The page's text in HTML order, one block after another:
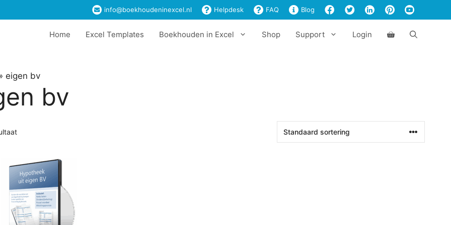
info@boekhoudeninexcel.nl Helpdesk FAQ Blog
Home Excel Templates Boekhouden in Excel Shop Support Login
eigen bv
bv